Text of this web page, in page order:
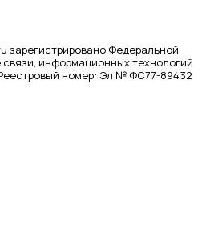
зарегистрировано Федеральной
информационных технологий
номер: Эл № ФС77-89432